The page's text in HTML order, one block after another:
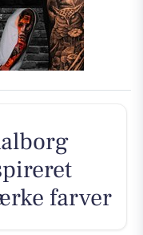
farver